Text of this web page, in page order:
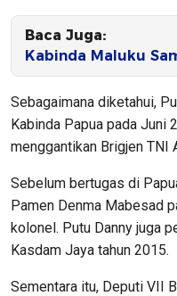
Baca Juga:
Kabinda Maluku
Sebagaimana diketahui,
Kabinda Papua pada Juni
menggantikan Brigjen TNI
Sebelum bertugas di
Pamen Denma Mabesad
kolonel. Putu Danny juga
Kasdam Jaya tahun 2015.
Sementara itu, Deputi VII